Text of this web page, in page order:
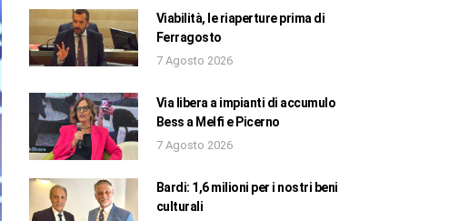
Viabilità, le riaperture prima di
Ferragosto
7 Agosto 2026
Via libera a impianti di accumulo
Bess a Melfi e Picerno
7 Agosto 2026
Bardi: 1,6 milioni per i nostri beni
culturali